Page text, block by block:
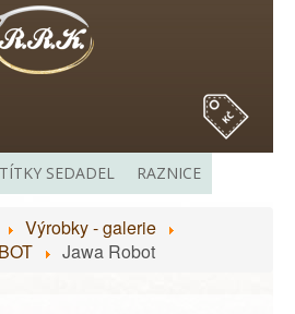
SEDADEL RAZNICE
Výrobky - galerie
Jawa Robot